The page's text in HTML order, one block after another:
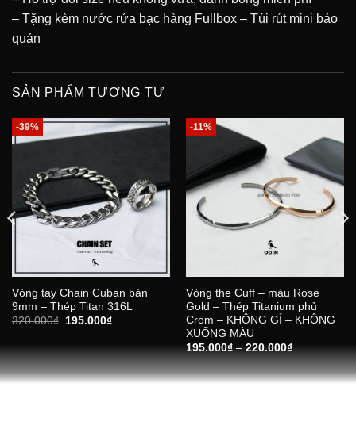
– Tặng kèm nước rửa bạc hàng Fullbox – Túi rút mini bảo
quản
SẢN PHẨM TƯƠNG TỰ
-39%
Vòng tay Chain Cuban bản
9mm – Thép Titan 316L
320.000₫
Giá
320.000₫.
195.000₫Giá
là:
195.000₫.
-11%
Vòng the Cuff – màu Rose
Gold – Thép Titanium phủ
Crom – KHÔNG GỈ – KHÔNG
XUỐNG MÀU
195.000₫ – 220.000₫Khoảng
giá:
từ
195.000₫